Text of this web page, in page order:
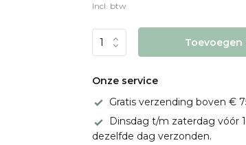
Incl. btw
Onze service
Gratis verzending boven €
Dinsdag t/m zaterdag vóór
dezelfde dag verzonden.